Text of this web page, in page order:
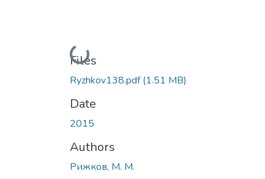
Loading...
Files
Ryzhkov138.pdf(1.51 MB)
Date
2015
Authors
Рижков, М. М.